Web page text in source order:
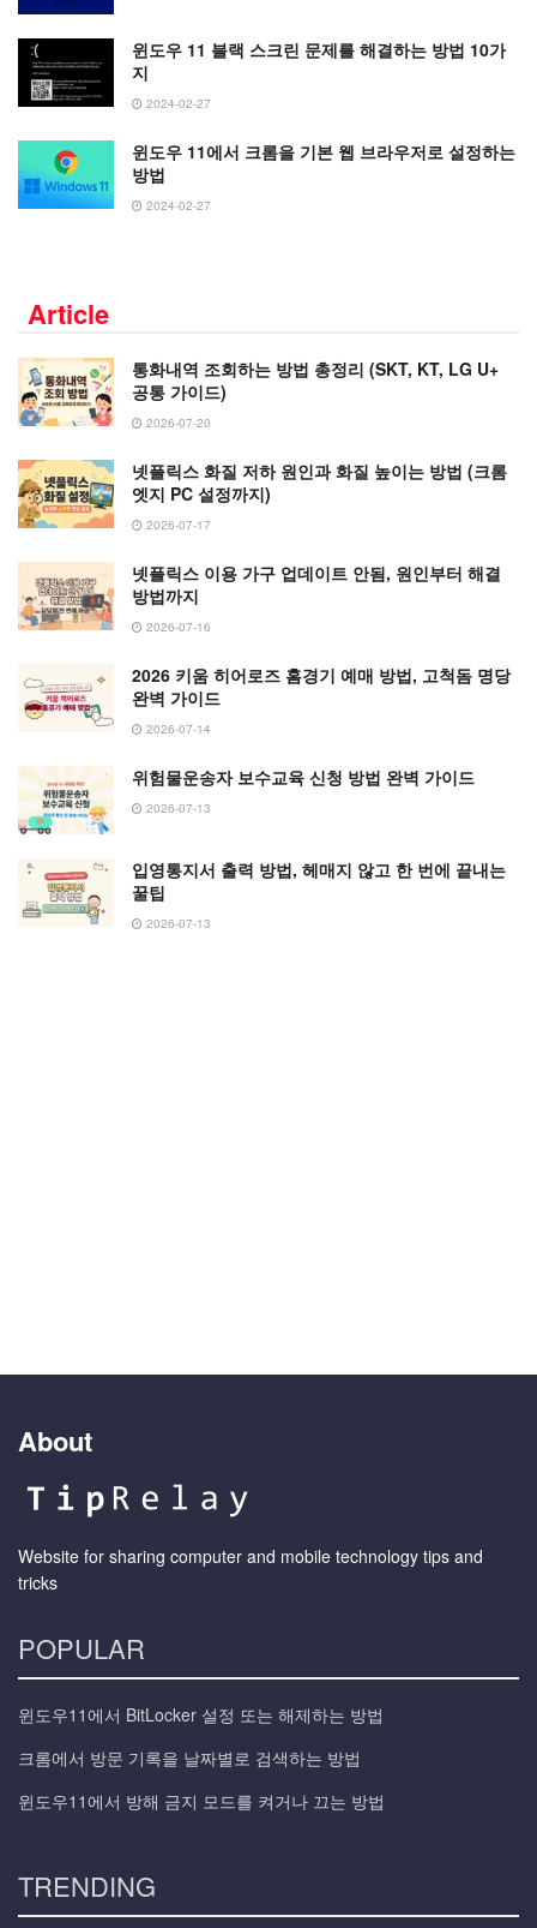
윈도우 11 블랙 스크린 문제를 해결하는 방법 10가
지
2024-02-27
윈도우 11에서 크롬을 기본 웹 브라우저로 설정하는
방법
2024-02-27
Article
통화내역 조회하는 방법 총정리 (SKT, KT, LG U+
공통 가이드)
2026-07-20
넷플릭스 화질 저하 원인과 화질 높이는 방법 (크롬
엣지 PC 설정까지)
2026-07-17
넷플릭스 이용 가구 업데이트 안됨, 원인부터 해결
방법까지
2026-07-16
2026 키움 히어로즈 홈경기 예매 방법, 고척돔 명당
완벽 가이드
2026-07-14
위험물운송자 보수교육 신청 방법 완벽 가이드
2026-07-13
입영통지서 출력 방법, 헤매지 않고 한 번에 끝내는
꿀팁
2026-07-13
About
Website for sharing computer and mobile technology tips and
tricks
POPULAR
윈도우11에서 BitLocker 설정 또는 해제하는 방법
크롬에서 방문 기록을 날짜별로 검색하는 방법
윈도우11에서 방해 금지 모드를 켜거나 끄는 방법
TRENDING